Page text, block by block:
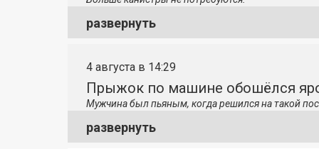
развернуть
4 августа в 14:29
Прыжок по машине обошёлся
Мужчина был пьяным, когда решился на такой
развернуть